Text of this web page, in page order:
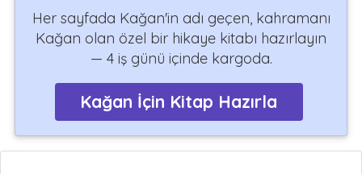
Her sayfada Kağan'in adı geçen, kahramanı
Kağan olan özel bir hikaye kitabı hazırlayın
— 4 iş günü içinde kargoda.
Kağan İçin Kitap Hazırla